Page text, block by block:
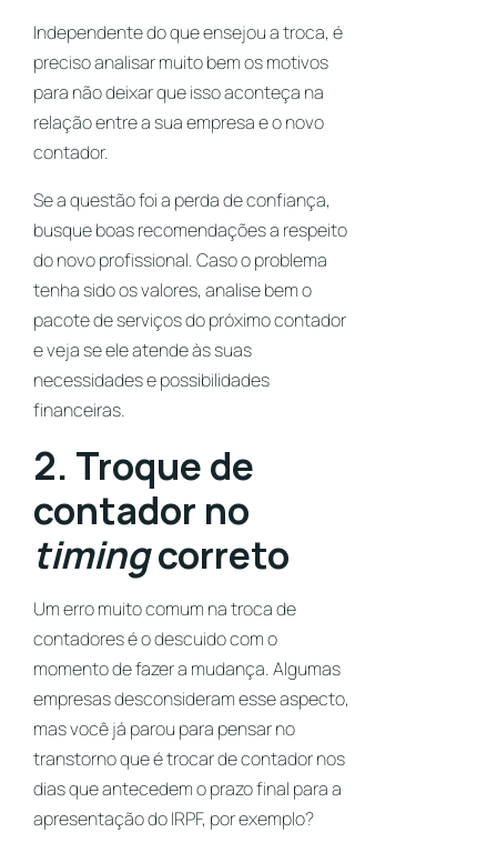
Independente do que ensejou a troca, é
preciso analisar muito bem os motivos
para não deixar que isso aconteça na
relação entre a sua empresa e o novo
contador.
Se a questão foi a perda de confiança,
busque boas recomendações a respeito
do novo profissional. Caso o problema
tenha sido os valores, analise bem o
pacote de serviços do próximo contador
e veja se ele atende às suas
necessidades e possibilidades
financeiras.
2. Troque de
contador no
timingcorreto
Um erro muito comum na troca de
contadores é o descuido com o
momento de fazer a mudança. Algumas
empresas desconsideram esse aspecto,
mas você já parou para pensar no
transtorno que é trocar de contador nos
dias que antecedem o prazo final para a
apresentação do IRPF, por exemplo?